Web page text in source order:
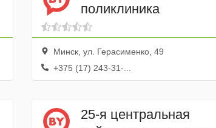
поликлиника
Минск, ул. Герасименко, 49
+375 (17) 243-31-...
25-я центральная